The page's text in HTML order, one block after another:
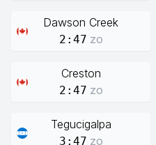
Dawson Creek
2:47 zo
Creston
2:47 zo
Tegucigalpa
3:47 zo